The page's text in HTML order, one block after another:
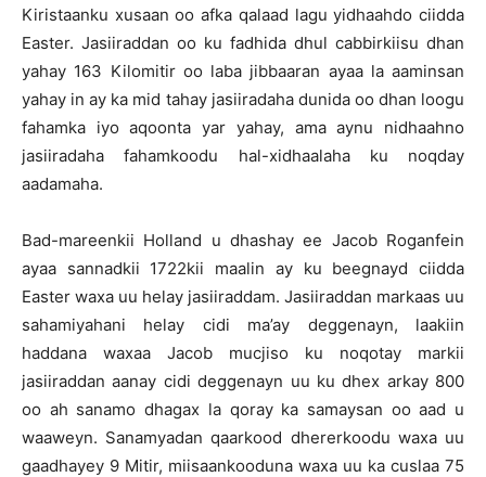
Kiristaanku xusaan oo afka qalaad lagu yidhaahdo ciidda
Easter. Jasiiraddan oo ku fadhida dhul cabbirkiisu dhan
yahay 163 Kilomitir oo laba jibbaaran ayaa la aaminsan
yahay in ay ka mid tahay jasiiradaha dunida oo dhan loogu
fahamka iyo aqoonta yar yahay, ama aynu nidhaahno
jasiiradaha fahamkoodu hal-xidhaalaha ku noqday
aadamaha.
Bad-mareenkii Holland u dhashay ee Jacob Roganfein
ayaa sannadkii 1722kii maalin ay ku beegnayd ciidda
Easter waxa uu helay jasiiraddam. Jasiiraddan markaas uu
sahamiyahani helay cidi ma’ay deggenayn, laakiin
haddana waxaa Jacob mucjiso ku noqotay markii
jasiiraddan aanay cidi deggenayn uu ku dhex arkay 800
oo ah sanamo dhagax la qoray ka samaysan oo aad u
waaweyn. Sanamyadan qaarkood dhererkoodu waxa uu
gaadhayey 9 Mitir, miisaankooduna waxa uu ka cuslaa 75